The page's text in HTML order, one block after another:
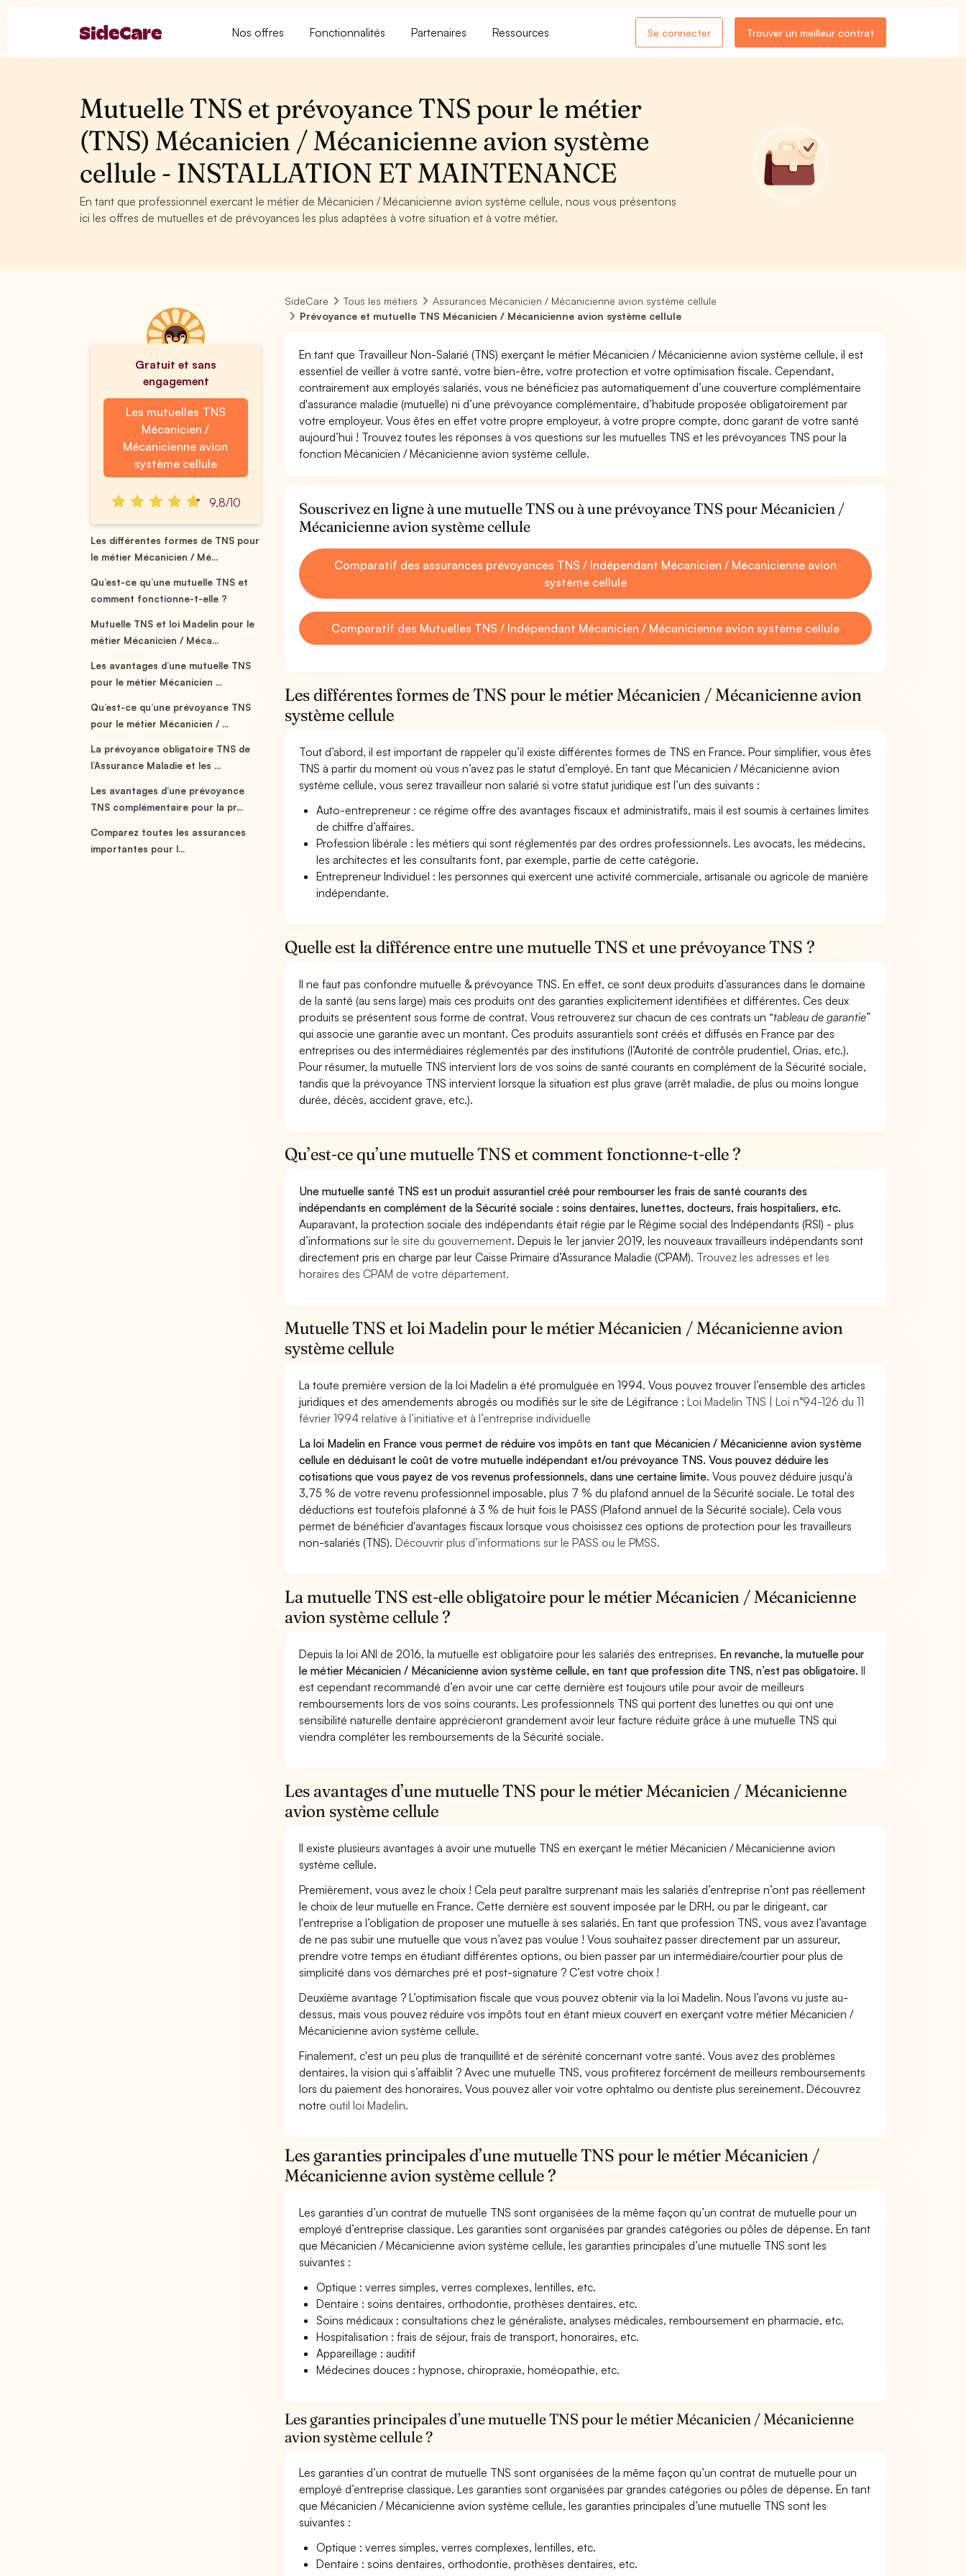
Nos offres Fonctionnalités Partenaires Ressources Se connecter Trouver un meilleur contrat
Mutuelle TNS et prévoyance TNS pour le métier
(TNS) Mécanicien / Mécanicienne avion système
cellule - INSTALLATION ET MAINTENANCE
En tant que professionnel exercant le métier de Mécanicien / Mécanicienne avion système cellule, nous vous présentons
ici les offres de mutuelles et de prévoyances les plus adaptées à votre situation et à votre métier.
Gratuit et sans
engagement
Les mutuelles TNS
Mécanicien /
Mécanicienne avion
système cellule
9,8/10
Les différentes formes de TNS pour
le métier Mécanicien / Mé...
Qu’est-ce qu’une mutuelle TNS et
comment fonctionne-t-elle ?
Mutuelle TNS et loi Madelin pour le
métier Mécanicien / Méca...
Les avantages d’une mutuelle TNS
pour le métier Mécanicien ...
Qu’est-ce qu’une prévoyance TNS
pour le métier Mécanicien / ...
La prévoyance obligatoire TNS de
l’Assurance Maladie et les ...
Les avantages d’une prévoyance
TNS complémentaire pour la pr...
Comparez toutes les assurances
importantes pour l...
SideCare Tous les métiers
Assurances Mécanicien / Mécanicienne avion système cellule
Prévoyance et mutuelle TNS Mécanicien / Mécanicienne avion système cellule
En tant que Travailleur Non-Salarié (TNS) exerçant le métier Mécanicien / Mécanicienne avion système cellule, il est
essentiel de veiller à votre santé, votre bien-être, votre protection et votre optimisation fiscale. Cependant,
contrairement aux employés salariés, vous ne bénéficiez pas automatiquement d’une couverture complémentaire
d'assurance maladie (mutuelle) ni d’une prévoyance complémentaire, d’habitude proposée obligatoirement par
votre employeur. Vous êtes en effet votre propre employeur, à votre propre compte, donc garant de votre santé
aujourd’hui ! Trouvez toutes les réponses à vos questions sur les mutuelles TNS et les prévoyances TNS pour la
fonction Mécanicien / Mécanicienne avion système cellule.
Souscrivez en ligne à une mutuelle TNS ou à une prévoyance TNS pour Mécanicien /
Mécanicienne avion système cellule
Comparatif des assurances prévoyances TNS / Indépendant Mécanicien / Mécanicienne avion
système cellule
Comparatif des Mutuelles TNS / Indépendant Mécanicien / Mécanicienne avion système cellule
Les différentes formes de TNS pour le métier Mécanicien / Mécanicienne avion
système cellule
Tout d’abord, il est important de rappeler qu’il existe différentes formes de TNS en France. Pour simplifier, vous êtes
TNS à partir du moment où vous n’avez pas le statut d’employé. En tant que Mécanicien / Mécanicienne avion
système cellule, vous serez travailleur non salarié si votre statut juridique est l’un des suivants :
Auto-entrepreneur : ce régime offre des avantages fiscaux et administratifs, mais il est soumis à certaines limites
de chiffre d’affaires.
Profession libérale : les métiers qui sont réglementés par des ordres professionnels. Les avocats, les médecins,
les architectes et les consultants font, par exemple, partie de cette catégorie.
Entrepreneur Individuel : les personnes qui exercent une activité commerciale, artisanale ou agricole de manière
indépendante.
Quelle est la différence entre une mutuelle TNS et une prévoyance TNS ?
Il ne faut pas confondre mutuelle & prévoyance TNS. En effet, ce sont deux produits d’assurances dans le domaine
de la santé (au sens large) mais ces produits ont des garanties explicitement identifiées et différentes. Ces deux
produits se présentent sous forme de contrat. Vous retrouverez sur chacun de ces contrats un “tableau de garantie”
qui associe une garantie avec un montant. Ces produits assurantiels sont créés et diffusés en France par des
entreprises ou des intermédiaires réglementés par des institutions (l’Autorité de contrôle prudentiel, Orias, etc.).
Pour résumer, la mutuelle TNS intervient lors de vos soins de santé courants en complément de la Sécurité sociale,
tandis que la prévoyance TNS intervient lorsque la situation est plus grave (arrêt maladie, de plus ou moins longue
durée, décès, accident grave, etc.).
Qu’est-ce qu’une mutuelle TNS et comment fonctionne-t-elle ?
Une mutuelle santé TNS est un produit assurantiel créé pour rembourser les frais de santé courants des
indépendants en complément de la Sécurité sociale : soins dentaires, lunettes, docteurs, frais hospitaliers, etc.
Auparavant, la protection sociale des indépendants était régie par le Régime social des Indépendants (RSI) - plus
d’informations surle site du gouvernement. Depuis le 1er janvier 2019, les nouveaux travailleurs indépendants sont
directement pris en charge par leur Caisse Primaire d’Assurance Maladie (CPAM). Trouvez les adresses et les
horaires des CPAM de votre département.
Mutuelle TNS et loi Madelin pour le métier Mécanicien / Mécanicienne avion
système cellule
La toute première version de la loi Madelin a été promulguée en 1994. Vous pouvez trouver l’ensemble des articles
juridiques et des amendements abrogés ou modifiés sur le site de Légifrance :Loi Madelin TNS | Loi n°94-126 du 11
février 1994 relative à l’initiative et à l’entreprise individuelle
La loi Madelin en France vous permet de réduire vos impôts en tant que Mécanicien / Mécanicienne avion système
cellule en déduisant le coût de votre mutuelle indépendant et/ou prévoyance TNS. Vous pouvez déduire les
cotisations que vous payez de vos revenus professionnels, dans une certaine limite.Vous pouvez déduire jusqu'à
3,75 % de votre revenu professionnel imposable, plus 7 % du plafond annuel de la Sécurité sociale. Le total des
déductions est toutefois plafonné à 3 % de huit fois le PASS (Plafond annuel de la Sécurité sociale). Cela vous
permet de bénéficier d'avantages fiscaux lorsque vous choisissez ces options de protection pour les travailleurs
non-salariés (TNS).Découvrir plus d’informations sur le PASS ou le PMSS.
La mutuelle TNS est-elle obligatoire pour le métier Mécanicien / Mécanicienne
avion système cellule ?
Depuis la loi ANI de 2016, la mutuelle est obligatoire pour les salariés des entreprises. En revanche, la mutuelle pour
le métier Mécanicien / Mécanicienne avion système cellule, en tant que profession dite TNS, n’est pas obligatoire.Il
est cependant recommandé d’en avoir une car cette dernière est toujours utile pour avoir de meilleurs
remboursements lors de vos soins courants. Les professionnels TNS qui portent des lunettes ou qui ont une
sensibilité naturelle dentaire apprécieront grandement avoir leur facture réduite grâce à une mutuelle TNS qui
viendra compléter les remboursements de la Sécurité sociale.
Les avantages d’une mutuelle TNS pour le métier Mécanicien / Mécanicienne
avion système cellule
Il existe plusieurs avantages à avoir une mutuelle TNS en exerçant le métier Mécanicien / Mécanicienne avion
système cellule.
Premièrement, vous avez le choix ! Cela peut paraître surprenant mais les salariés d’entreprise n’ont pas réellement
le choix de leur mutuelle en France. Cette dernière est souvent imposée par le DRH, ou par le dirigeant, car
l'entreprise a l’obligation de proposer une mutuelle à ses salariés. En tant que profession TNS, vous avez l’avantage
de ne pas subir une mutuelle que vous n’avez pas voulue ! Vous souhaitez passer directement par un assureur,
prendre votre temps en étudiant différentes options, ou bien passer par un intermédiaire/courtier pour plus de
simplicité dans vos démarches pré et post-signature ? C’est votre choix !
Deuxième avantage ? L’optimisation fiscale que vous pouvez obtenir via la loi Madelin. Nous l’avons vu juste au-
dessus, mais vous pouvez réduire vos impôts tout en étant mieux couvert en exerçant votre métier Mécanicien /
Mécanicienne avion système cellule.
Finalement, c'est un peu plus de tranquillité et de sérénité concernant votre santé. Vous avez des problèmes
dentaires, la vision qui s’affaiblit ? Avec une mutuelle TNS, vous profiterez forcément de meilleurs remboursements
lors du paiement des honoraires. Vous pouvez aller voir votre ophtalmo ou dentiste plus sereinement. Découvrez
notre outil loi Madelin.
Les garanties principales d’une mutuelle TNS pour le métier Mécanicien /
Mécanicienne avion système cellule ?
Les garanties d’un contrat de mutuelle TNS sont organisées de la même façon qu’un contrat de mutuelle pour un
employé d’entreprise classique. Les garanties sont organisées par grandes catégories ou pôles de dépense. En tant
que Mécanicien / Mécanicienne avion système cellule, les garanties principales d’une mutuelle TNS sont les
suivantes :
Optique : verres simples, verres complexes, lentilles, etc.
Dentaire : soins dentaires, orthodontie, prothèses dentaires, etc.
Soins médicaux : consultations chez le généraliste, analyses médicales, remboursement en pharmacie, etc.
Hospitalisation : frais de séjour, frais de transport, honoraires, etc.
Appareillage : auditif
Médecines douces : hypnose, chiropraxie, homéopathie, etc.
Les garanties principales d’une mutuelle TNS pour le métier Mécanicien / Mécanicienne
avion système cellule ?
Les garanties d’un contrat de mutuelle TNS sont organisées de la même façon qu’un contrat de mutuelle pour un
employé d’entreprise classique. Les garanties sont organisées par grandes catégories ou pôles de dépense. En tant
que Mécanicien / Mécanicienne avion système cellule, les garanties principales d’une mutuelle TNS sont les
suivantes :
Optique : verres simples, verres complexes, lentilles, etc.
Dentaire : soins dentaires, orthodontie, prothèses dentaires, etc.